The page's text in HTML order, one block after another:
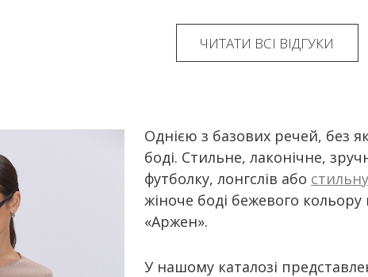
Однією з базових речей, без
боді. Стильне, лаконічне,
футболку, лонгслів або
жіноче боді бежевого
«Аржен».
У нашому каталозі
ЧИТАТИ ВСІ ВІДГУКИ